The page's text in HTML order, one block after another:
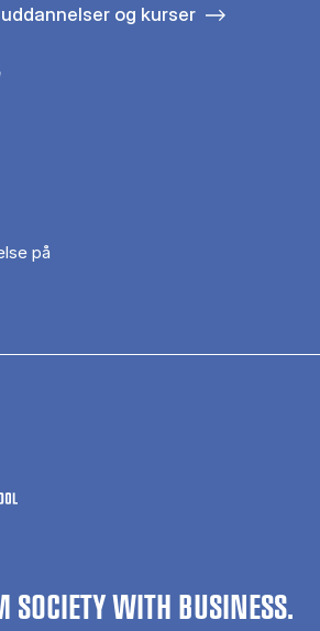
og kurser
på
SOCIETY WITH BUSINESS.